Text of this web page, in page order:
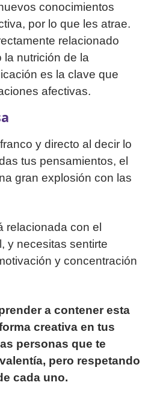
conocimientos
por lo que les atrae.
relacionado
la nutrición de la
es la clave que
afectivas.
y directo al decir lo
tus pensamientos, el
gran explosión con las
relacionada con el
y necesitas sentirte
y concentración
a contener esta
creativa en tus
personas que te
pero respetando
cada uno.